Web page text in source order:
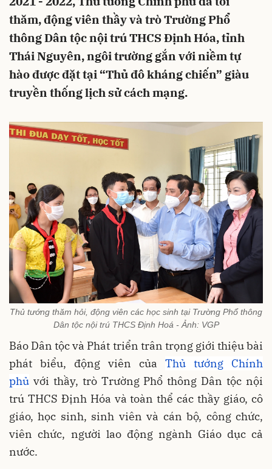
thăm, động viên thầy và trò Trường Phổ
thông Dân tộc nội trú THCS Định Hóa, tỉnh
Thái Nguyên, ngôi trường gắn với niềm tự
hào được đặt tại “Thủ đô kháng chiến” giàu
truyền thống lịch sử cách mạng.
Thủ tướng thăm hỏi, động viên các học sinh tại Trường Phổ thông
Dân tộc nội trú THCS Định Hoá - Ảnh: VGP
Báo Dân tộc và Phát triển trân trọng giới thiệu bài
phát biểu, động viên của Thủ tướng Chính
phủ với thầy, trò Trường Phổ thông Dân tộc nội
trú THCS Định Hóa và toàn thể các thầy giáo, cô
giáo, học sinh, sinh viên và cán bộ, công chức,
viên chức, người lao động ngành Giáo dục cả
nước.